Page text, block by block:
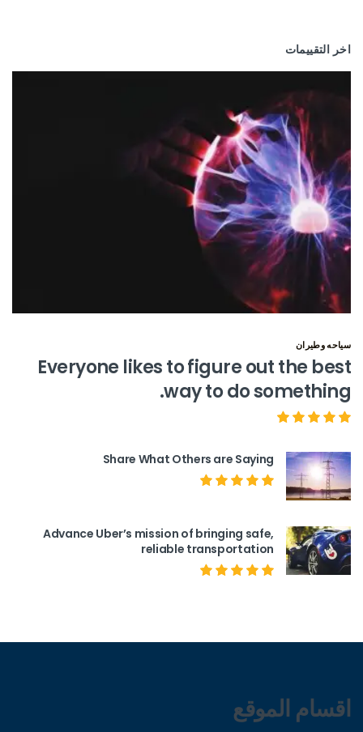
اخر التقييمات
سياحه وطيران
Everyone likes to figure out the best
way to do something.
Share What Others are Saying
Advance Uber’s mission of bringing safe,
reliable transportation
اقسام الموقع